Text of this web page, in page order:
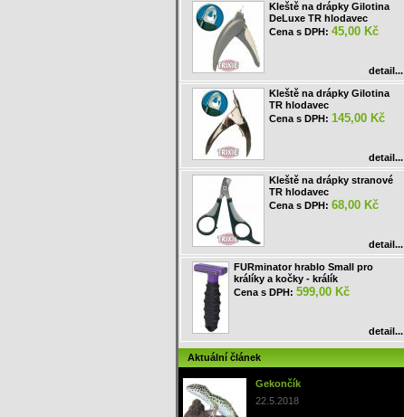
Kleště na drápky Gilotina
DeLuxe TR hlodavec
Cena s DPH: 45,00 Kč
detail...
Kleště na drápky Gilotina
TR hlodavec
Cena s DPH: 145,00 Kč
detail...
Kleště na drápky stranové
TR hlodavec
Cena s DPH: 68,00 Kč
detail...
FURminator hrablo Small pro
králíky a kočky - králík
Cena s DPH: 599,00 Kč
detail...
Aktuální článek
Gekončík
22.5.2018